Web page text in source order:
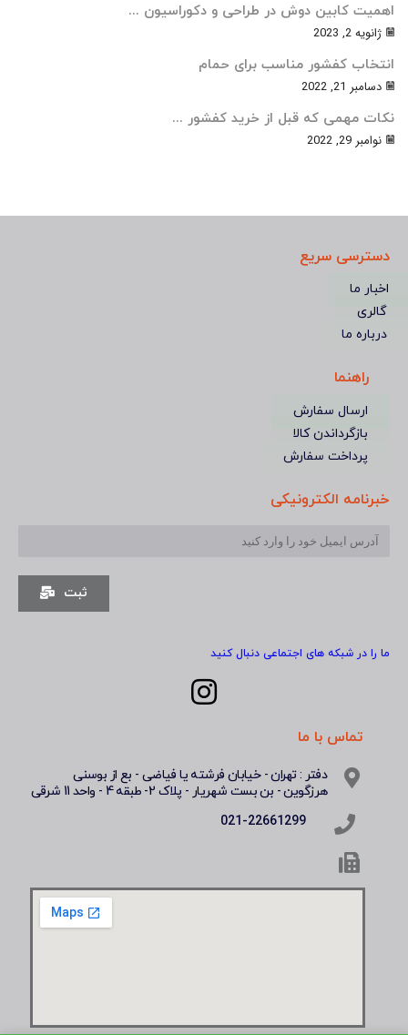
اهمیت کابین دوش در طراحی و دکوراسیون ...
ژانویه 2, 2023
انتخاب کفشور مناسب برای حمام
دسامبر 21, 2022
نکات مهمی که قبل از خرید کفشور ...
نوامبر 29, 2022
دسترسی سریع
اخبار ما
گالری
درباره ما
راهنما
ارسال سفارش
بازگرداندن کالا
پرداخت سفارش
خبرنامه الکترونیکی
ثبت
ما را در شبکه های اجتماعی دنبال کنید
تماس با ما
دفتر : تهران - خیابان فرشته یا فیاضی - بع از بوسنی
هرزگوین - بن بست شهریار - پلاک 2- طبقه 4 - واحد 11 شرقی
021-22661299